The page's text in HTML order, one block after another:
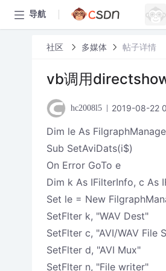
导航
社区 多媒体 帖子详情
vb调用
hc2008l5 2019-08-22
Dim le As
Sub SetAviDats(i$)
On Error GoTo e
Dim k As IFilterInfo, c As
Set le = New
SetFlter k, "WAV Dest"
SetFlter c, "AVI/WAV File
SetFlter d, "AVI Mux"
SetFlter n, "File writer"